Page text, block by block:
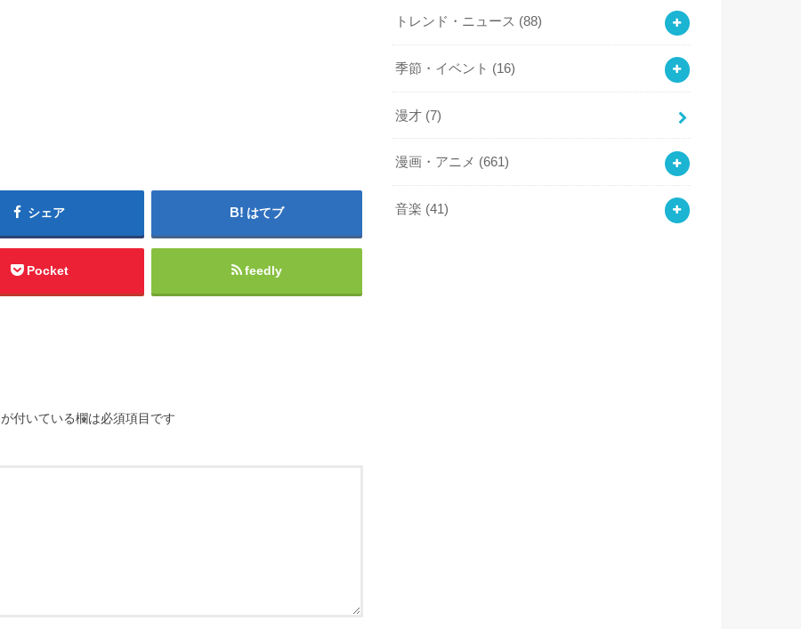
シェア はてブ
Pocket feedly
が付いている欄は必須項目です
トレンド・ニュース (88)
季節・イベント (16)
漫才 (7)
漫画・アニメ (661)
音楽 (41)